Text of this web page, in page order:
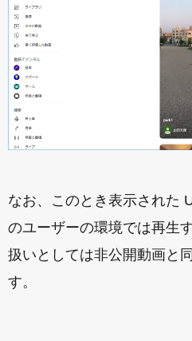
なお、このとき表示された
のユーザーの環境では再生
扱いとしては非公開動画と
す。